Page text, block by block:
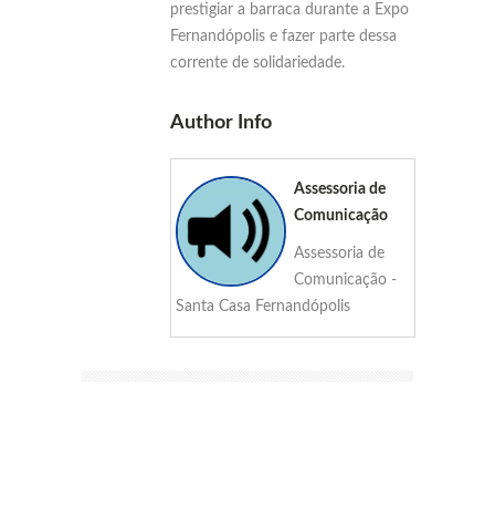
prestigiar a barraca durante a Expo
Fernandópolis e fazer parte dessa
corrente de solidariedade.
Author Info
Assessoria de
Comunicação
Assessoria de
Comunicação -
Santa Casa Fernandópolis